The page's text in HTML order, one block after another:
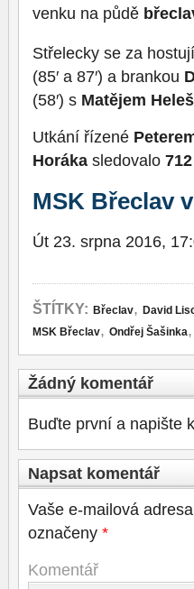
venku na půdě
Střelecky se za
(85′ a 87′) a brankou
(58′) s Matějem
Utkání řízené
Horáka sledovalo 712
MSK Břeclav
Út 23. srpna 2016,
ŠTÍTKY: Břeclav, David
MSK Břeclav, Ondřej Šašinka,
Žádný komentář
Buďte první a napište
Napsat komentář
Vaše e-mailová
označeny *
Komentář